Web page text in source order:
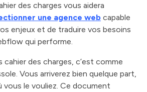
des charges vous aidera
une agence web capable
enjeux et de traduire vos besoins
qui performe.
cahier des charges, c’est comme
Vous arriverez bien quelque part,
vous le vouliez. Ce document